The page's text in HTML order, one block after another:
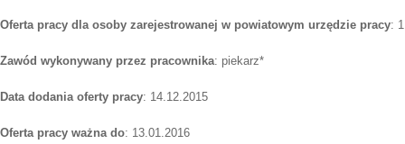
Oferta pracy dla osoby zarejestrowanej w powiatowym urzędzie pracy: 1
Zawód wykonywany przez pracownika: piekarz*
Data dodania oferty pracy: 14.12.2015
Oferta pracy ważna do: 13.01.2016